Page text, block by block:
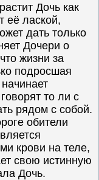
Дочь как
её лаской,
дать только
Дочери о
жизни за
подросшая
то ли с
рядом с собой.
обители
крови на теле,
свою истинную
Дочь.